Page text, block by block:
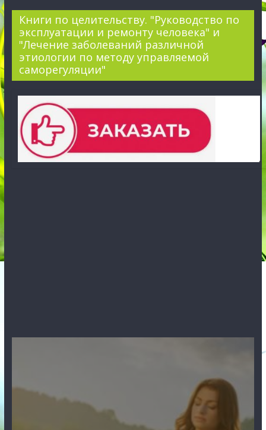
Книги по целительству. "Руководство по
эксплуатации и ремонту человека" и
"Лечение заболеваний различной
этиологии по методу управляемой
саморегуляции"